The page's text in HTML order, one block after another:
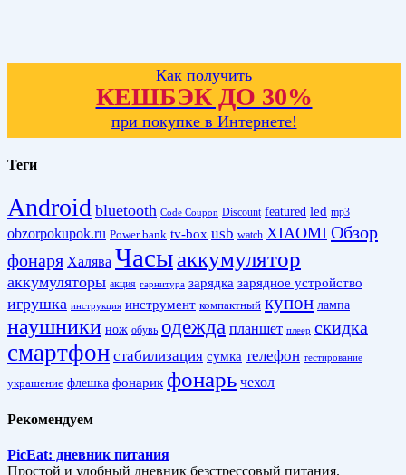
Как получить
КЕШБЭК ДО 30%
при покупке в Интернете!
Теги
Android bluetooth Code Coupon Discount featured led mp3
obzorpokupok.ru Power bank tv-box usb watch XIAOMI Обзор
фонаря Халява Часыаккумулятор
аккумуляторы акция гарнитура зарядка зарядное устройство
игрушка инструкция инструмент компактный купон лампа
наушники нож обувь одежда планшет плеер скидка
смартфон стабилизация сумка телефон тестирование
украшение флешка фонарик фонарь чехол
Рекомендуем
PicEat: дневник питания
Простой и удобный дневник безстрессовый питания.